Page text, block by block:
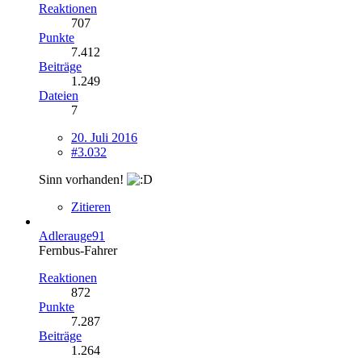
Reaktionen
707
Punkte
7.412
Beiträge
1.249
Dateien
7
20. Juli 2016
#3.032
Sinn vorhanden!
Zitieren
Adlerauge91
Fernbus-Fahrer
Reaktionen
872
Punkte
7.287
Beiträge
1.264